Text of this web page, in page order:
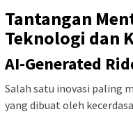
Tantangan
Teknologi dan
AI-Generated
Salah satu inovasi paling
yang dibuat oleh